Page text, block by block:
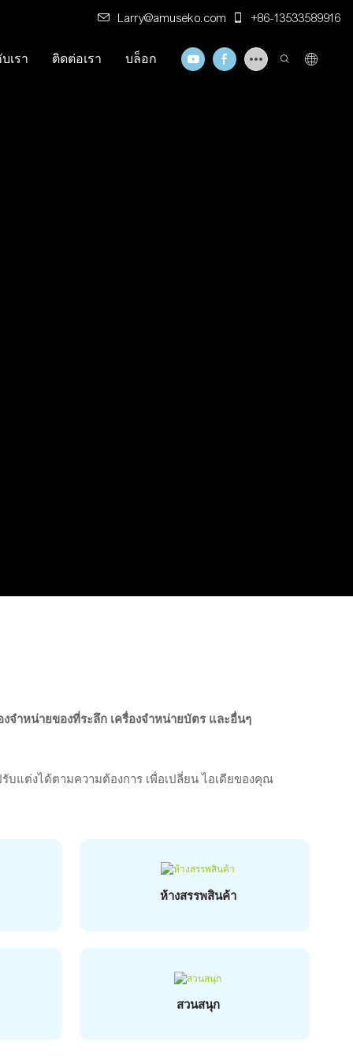
Larry@amuseko.com +86-13533589916
เรา ติดต่อเรา บล็อก
จำหน่ายของที่ระลึก เครื่องจำหน่ายบัตร และอื่นๆ
บแต่งได้ตามความต้องการ เพื่อเปลี่ยน ไอเดียของคุณ
ห้างสรรพสินค้า
สวนสนุก